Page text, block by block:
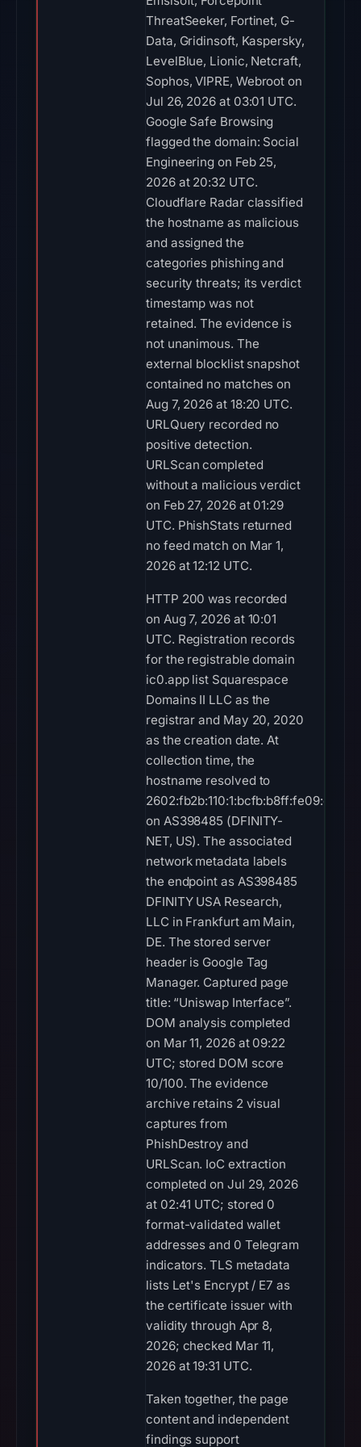
ThreatSeeker, Fortinet, G-
Data, Gridinsoft, Kaspersky,
LevelBlue, Lionic, Netcraft,
Sophos, VIPRE, Webroot on
Jul 26, 2026 at 03:01 UTC.
Google Safe Browsing
flagged the domain: Social
Engineering on Feb 25,
2026 at 20:32 UTC.
Cloudflare Radar classified
the hostname as malicious
and assigned the
categories phishing and
security threats; its verdict
timestamp was not
retained. The evidence is
not unanimous. The
external blocklist snapshot
contained no matches on
Aug 7, 2026 at 18:20 UTC.
URLQuery recorded no
positive detection.
URLScan completed
without a malicious verdict
on Feb 27, 2026 at 01:29
UTC. PhishStats returned
no feed match on Mar 1,
2026 at 12:12 UTC.
HTTP 200 was recorded
on Aug 7, 2026 at 10:01
UTC. Registration records
for the registrable domain
ic0.app list Squarespace
Domains II LLC as the
registrar and May 20, 2020
as the creation date. At
collection time, the
hostname resolved to
2602:fb2b:110:1:bcfb:b8ff:fe09:c741
on AS398485 (DFINITY-
NET, US). The associated
network metadata labels
the endpoint as AS398485
DFINITY USA Research,
LLC in Frankfurt am Main,
DE. The stored server
header is Google Tag
Manager. Captured page
title: “Uniswap Interface”.
DOM analysis completed
on Mar 11, 2026 at 09:22
UTC; stored DOM score
10/100. The evidence
archive retains 2 visual
captures from
PhishDestroy and
URLScan. IoC extraction
completed on Jul 29, 2026
at 02:41 UTC; stored 0
format-validated wallet
addresses and 0 Telegram
indicators. TLS metadata
lists Let's Encrypt / E7 as
the certificate issuer with
validity through Apr 8,
2026; checked Mar 11,
2026 at 19:31 UTC.
Taken together, the page
content and independent
findings support